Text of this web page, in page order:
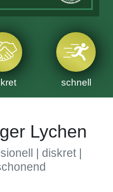
schnell
Lychen
| diskret |